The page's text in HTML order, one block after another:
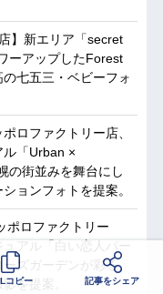
】新エリア「secret
ーアップしたForest
七五三・ベビーフォ
ロファクトリー店、
ル「Urban ×
の街並みを舞台にし
ョンフォトを提案。
ポロファクトリー
ュアル「白い恋人パー
ズガーデンが彩る、
を提案。
コピー 記事をシェア